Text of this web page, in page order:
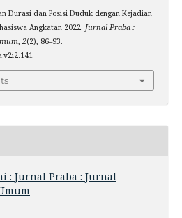
Durasi dan Posisi Duduk dengan Kejadian
Angkatan 2022. Jurnal Praba :
, 2(2), 86–93.
: Jurnal Praba : Jurnal